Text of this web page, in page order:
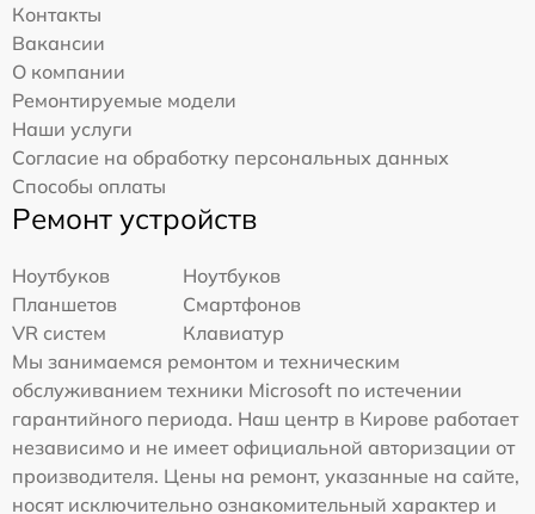
Контакты
Вакансии
О компании
Ремонтируемые модели
Наши услуги
Согласие на обработку персональных данных
Способы оплаты
Ремонт устройств
Ноутбуков
Ноутбуков
Планшетов
Смартфонов
VR систем
Клавиатур
Мы занимаемся ремонтом и техническим
обслуживанием техники Microsoft по истечении
гарантийного периода. Наш центр в Кирове работает
независимо и не имеет официальной авторизации от
производителя. Цены на ремонт, указанные на сайте,
носят исключительно ознакомительный характер и